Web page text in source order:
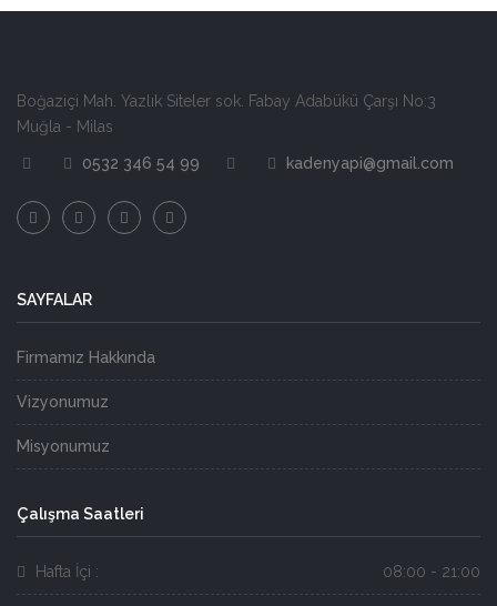
Boğaziçi Mah. Yazlık Siteler sok. Fabay Adabükü Çarşı No:3
Muğla - Milas
0532 346 54 99 kadenyapi@gmail.com
SAYFALAR
Firmamız Hakkında
Vizyonumuz
Misyonumuz
Çalışma Saatleri
Hafta İçi : 08:00 - 21:00